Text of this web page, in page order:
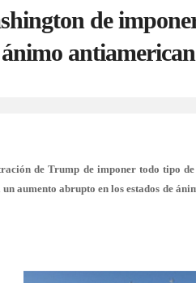
de
de Trump de imponer todo tipo
aumento abrupto en los estados de